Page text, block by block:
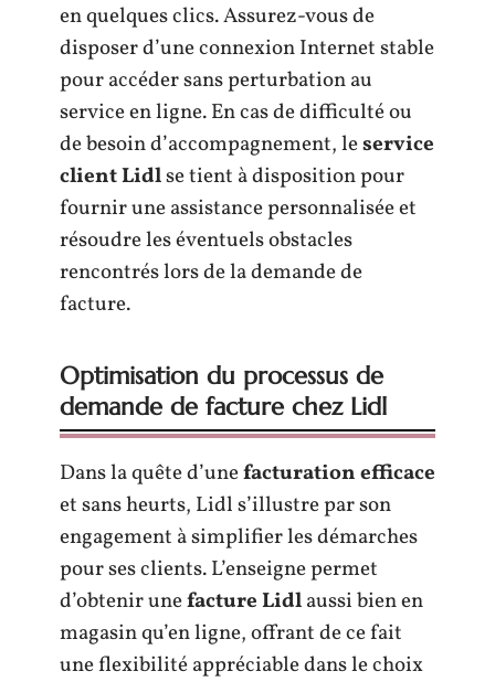
en quelques clics. Assurez-vous de
disposer d’une connexion Internet stable
pour accéder sans perturbation au
service en ligne. En cas de difficulté ou
de besoin d’accompagnement, leservice
client Lidlse tient à disposition pour
fournir une assistance personnalisée et
résoudre les éventuels obstacles
rencontrés lors de la demande de
facture.
Optimisation du processus de
demande de facture chez Lidl
Dans la quête d’unefacturation efficace
et sans heurts, Lidl s’illustre par son
engagement à simplifier les démarches
pour ses clients. L’enseigne permet
d’obtenir unefacture Lidlaussi bien en
magasin qu’en ligne, offrant de ce fait
une flexibilité appréciable dans le choix